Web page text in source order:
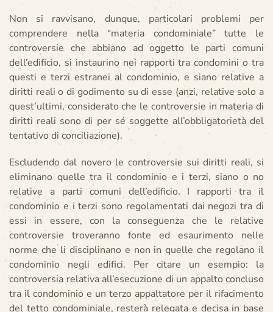
Non si ravvisano, dunque, particolari problemi per
comprendere nella “materia condominiale” tutte le
controversie che abbiano ad oggetto le parti comuni
dell’edificio, si instaurino nei rapporti tra condomini o tra
questi e terzi estranei al condominio, e siano relative a
diritti reali o di godimento su di esse (anzi, relative solo a
quest’ultimi, considerato che le controversie in materia di
diritti reali sono di per sé soggette all’obbligatorietà del
tentativo di conciliazione).
Escludendo dal novero le controversie sui diritti reali, si
eliminano quelle tra il condominio e i terzi, siano o no
relative a parti comuni dell’edificio. I rapporti tra il
condominio e i terzi sono regolamentati dai negozi tra di
essi in essere, con la conseguenza che le relative
controversie troveranno fonte ed esaurimento nelle
norme che li disciplinano e non in quelle che regolano il
condominio negli edifici. Per citare un esempio: la
controversia relativa all’esecuzione di un appalto concluso
tra il condominio e un terzo appaltatore per il rifacimento
del tetto condominiale, resterà relegata e decisa in base